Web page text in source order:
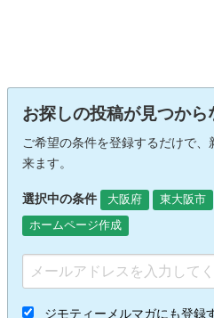
お探しの投稿が見つから
ご希望の条件を登録するだけで
来ます。
選択中の条件 大阪府 東大阪市
ホームページ作成
ジモティーメルマガにも登録